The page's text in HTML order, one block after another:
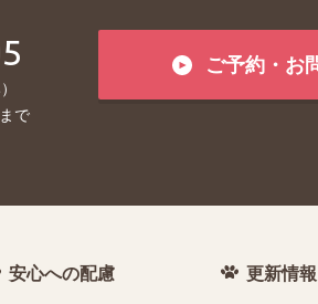
で
ご予約・お
安心への配慮 更新情報